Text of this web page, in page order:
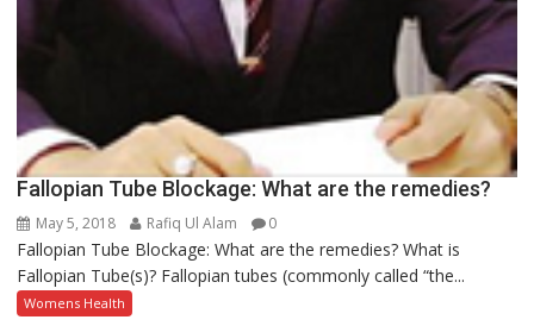
Fallopian Tube Blockage: What are the remedies?
May 5, 2018 Rafiq Ul Alam 0
Fallopian Tube Blockage: What are the remedies? What is
Fallopian Tube(s)? Fallopian tubes (commonly called “the...
Womens Health